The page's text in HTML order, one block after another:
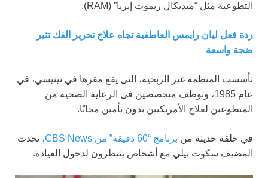
التطوعية مثل “ميديكال ريموت إيريا” (RAM).
ردة فعل ليان رايمس العاطفية تجاه علاج تحرير الفك تثير
ضجة واسعة
تأسست المنظمة غير الربحية، التي يقع مقرها في تينيسي، في
عام 1985، وتوظف متخصصين في الرعاية الصحية من
المتطوعين لعلاج الأمريكيين بدون تأمين مجانًا.
في حلقة حديثة من برنامج “60 دقيقة” من CBS News،
تحدث
المضيف سكوت بيلي مع أشخاص ينتظرون لدخول العيادة.